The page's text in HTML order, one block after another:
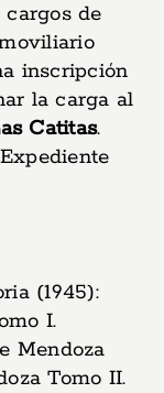
de
inscripción
la carga al
Catitas.
(1945):
I.
Mendoza
Tomo II.